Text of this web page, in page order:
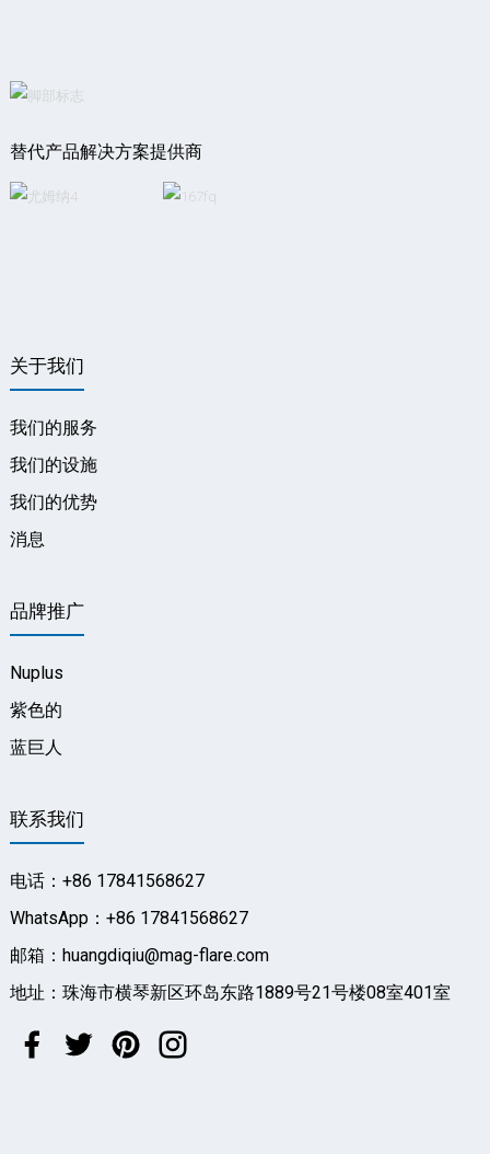
替代产品解决方案提供商
关于我们
我们的服务
我们的设施
我们的优势
消息
品牌推广
Nuplus
紫色的
蓝巨人
联系我们
电话：+86 17841568627
WhatsApp：+86 17841568627
邮箱：huangdiqiu@mag-flare.com
地址：珠海市横琴新区环岛东路1889号21号楼08室401室